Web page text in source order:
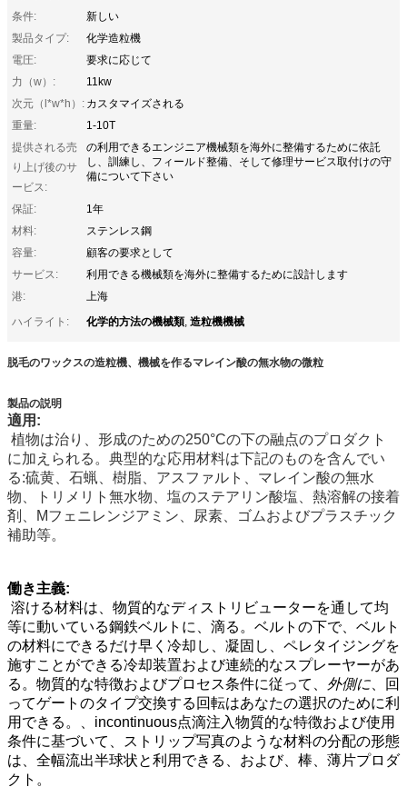
条件:
新しい
製品タイプ:
化学造粒機
電圧:
要求に応じて
力（w）:
11kw
次元（l*w*h）: カスタマイズされる
重量:
1-10T
提供される売
り上げ後のサ
ービス:
の利用できるエンジニア機械類を海外に整備するために依託
し、訓練し、フィールド整備、そして修理サービス取付けの守
備について下さい
保証:
1年
材料:
ステンレス鋼
容量:
顧客の要求として
サービス:
利用できる機械類を海外に整備するために設計します
港:
上海
ハイライト:
化学的方法の機械類, 造粒機機械
脱毛のワックスの造粒機、機械を作るマレイン酸の無水物の微粒
製品の説明
適用:
植物は治り、形成のための250°Cの下の融点のプロダクト
に加えられる。典型的な応用材料は下記のものを含んでい
る:硫黄、石蝋、樹脂、アスファルト、マレイン酸の無水
物、トリメリト無水物、塩のステアリン酸塩、熱溶解の接着
剤、Mフェニレンジアミン、尿素、ゴムおよびプラスチック
補助等。
働き主義:
溶ける材料は、物質的なディストリビューターを通して均
等に動いている鋼鉄ベルトに、滴る。ベルトの下で、ベルト
の材料にできるだけ早く冷却し、凝固し、ペレタイジングを
施すことができる冷却装置および連続的なスプレーヤーがあ
る。物質的な特徴およびプロセス条件に従って、 外側に 、回
ってゲートのタイプ交換する回転はあなたの選択のために利
用できる。、incontinuous点滴注入物質的な特徴および使用
条件に基づいて、ストリップ写真のような材料の分配の形態
は、全幅流出半球状と利用できる、および、棒、薄片プロダ
クト。